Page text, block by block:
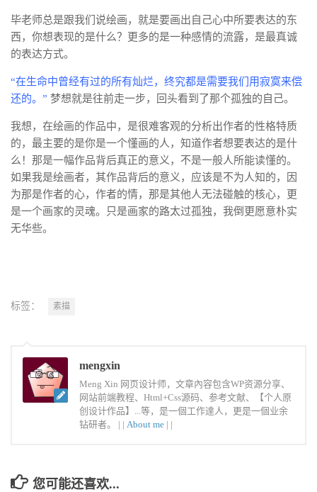
毕老师总是跟我们说绘画，就是要画出自己心中所要表达的东
西，你想表现的是什么？更多的是一种感情的流露，是最真诚
的表达方式。
“在生命中曾经有过的所有灿烂，终究都是需要我们用寂寞来偿
还的。” 梦想就是往前走一步，回头看到了那个孤独的自己。
我想，在绘画的作品中，是很难客观的分析出作者的性格特质
的，最主要的是你是一个懂画的人，知道作者想要表达的是什
么！那是一幅作品背后真正的意义，不是一般人所能读懂的。
如果我是绘画者，其作品背后的意义，应该是不为人知的，因
为那是作者的心，作者的情，那是其他人无法碰触的核心，更
是一个画家的灵魂。只是画家的路太过孤独，我倒更愿意朴实
无华些。
标签： 素描
mengxin
Meng Xin 网页设计师，文章內容包含WP资源分享、
网站前端教程、Html+Css源码、参考文献、【个人原
创设计作品】...等，是一個工作達人，更是一個业余
钻研者。 | | About me | |
您可能还喜欢...